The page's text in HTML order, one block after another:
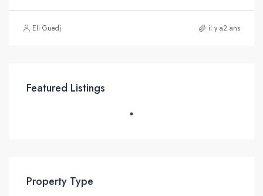
Eli Guedj il y a2 ans
Featured Listings
Property Type